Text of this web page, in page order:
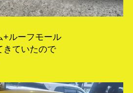
+ルーフモール
きていたので